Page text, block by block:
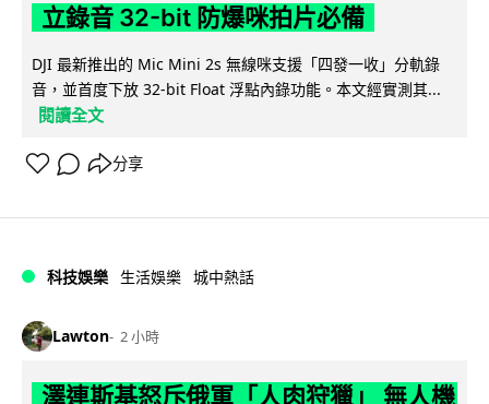
立錄音 32-bit 防爆咪拍片必備
DJI 最新推出的 Mic Mini 2s 無線咪支援「四發一收」分軌錄
音，並首度下放 32-bit Float 浮點內錄功能。本文經實測其...
閱讀全文
分享
科技娛樂 生活娛樂 城中熱話
Lawton 2 小時
澤連斯基怒斥俄軍「人肉狩獵」 無人機